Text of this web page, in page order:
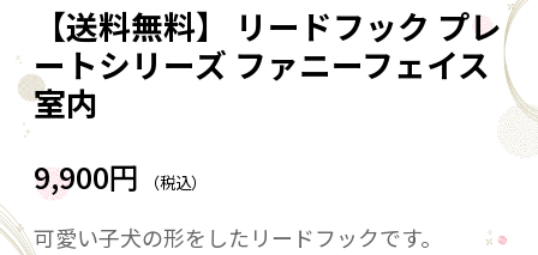
【送料無料】 リードフック プレ
ートシリーズ ファニーフェイス
室内
9,900円 （税込）
可愛い子犬の形をしたリードフックです。